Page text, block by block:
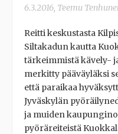
6.3.2016, Teemu
Reitti keskustasta
Siltakadun kautta
tärkeimmistä kävely-
merkitty pääväyläksi
että paraikaa
Jyväskylän
ja muiden
pyöräreiteistä